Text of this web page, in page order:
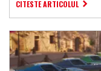
CITESTE ARTICOLUL